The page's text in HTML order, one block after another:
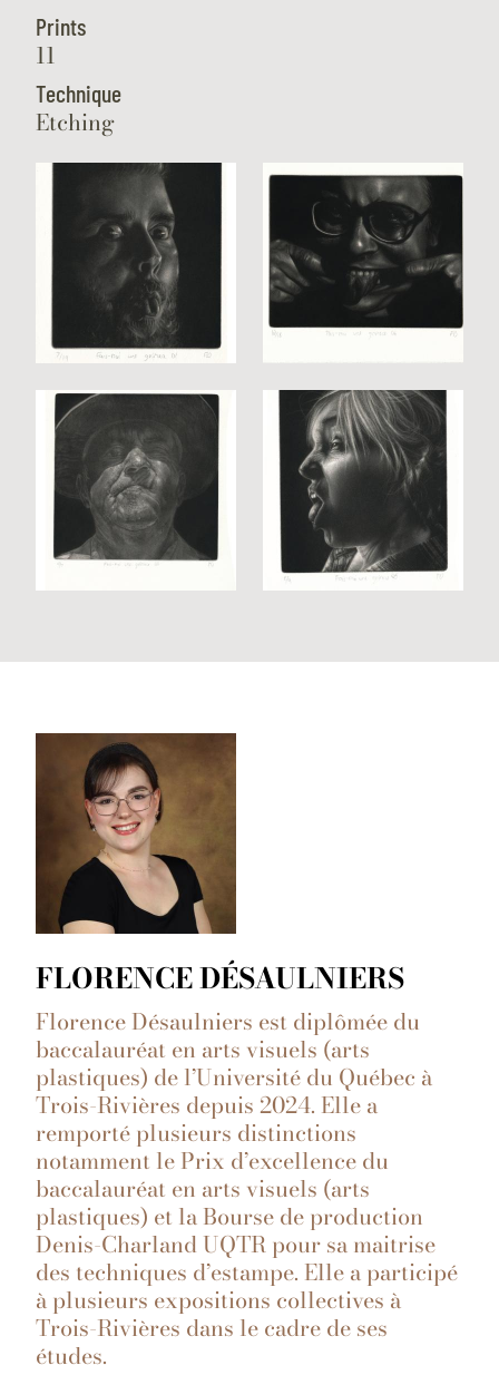
Prints
11
Technique
Etching
FLORENCE DÉSAULNIERS
Florence Désaulniers est diplômée du
baccalauréat en arts visuels (arts
plastiques) de l’Université du Québec à
Trois-Rivières depuis 2024. Elle a
remporté plusieurs distinctions
notamment le Prix d’excellence du
baccalauréat en arts visuels (arts
plastiques) et la Bourse de production
Denis-Charland UQTR pour sa maitrise
des techniques d’estampe. Elle a participé
à plusieurs expositions collectives à
Trois-Rivières dans le cadre de ses
études.